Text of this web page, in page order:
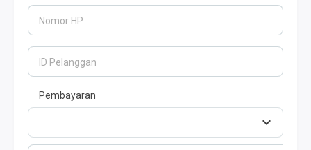
Nomor HP
ID Pelanggan
Pembayaran